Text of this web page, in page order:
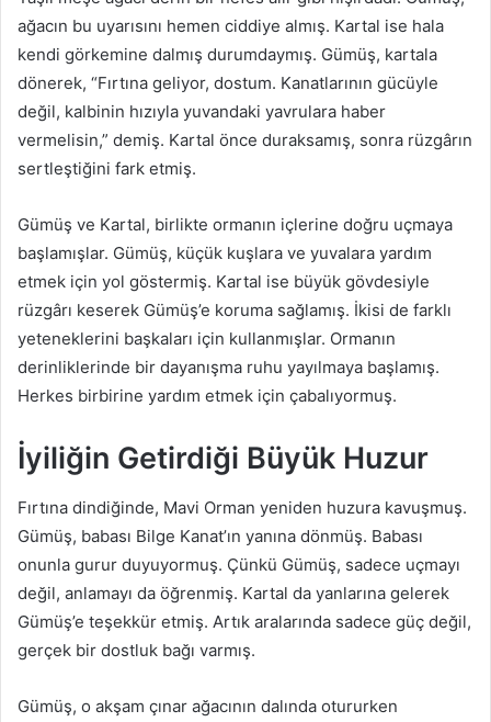
ağacın bu uyarısını hemen ciddiye almış. Kartal ise hala
kendi görkemine dalmış durumdaymış. Gümüş, kartala
dönerek, “Fırtına geliyor, dostum. Kanatlarının gücüyle
değil, kalbinin hızıyla yuvandaki yavrulara haber
vermelisin,” demiş. Kartal önce duraksamış, sonra rüzgârın
sertleştiğini fark etmiş.
Gümüş ve Kartal, birlikte ormanın içlerine doğru uçmaya
başlamışlar. Gümüş, küçük kuşlara ve yuvalara yardım
etmek için yol göstermiş. Kartal ise büyük gövdesiyle
rüzgârı keserek Gümüş’e koruma sağlamış. İkisi de farklı
yeteneklerini başkaları için kullanmışlar. Ormanın
derinliklerinde bir dayanışma ruhu yayılmaya başlamış.
Herkes birbirine yardım etmek için çabalıyormuş.
İyiliğin Getirdiği Büyük Huzur
Fırtına dindiğinde, Mavi Orman yeniden huzura kavuşmuş.
Gümüş, babası Bilge Kanat’ın yanına dönmüş. Babası
onunla gurur duyuyormuş. Çünkü Gümüş, sadece uçmayı
değil, anlamayı da öğrenmiş. Kartal da yanlarına gelerek
Gümüş’e teşekkür etmiş. Artık aralarında sadece güç değil,
gerçek bir dostluk bağı varmış.
Gümüş, o akşam çınar ağacının dalında otururken